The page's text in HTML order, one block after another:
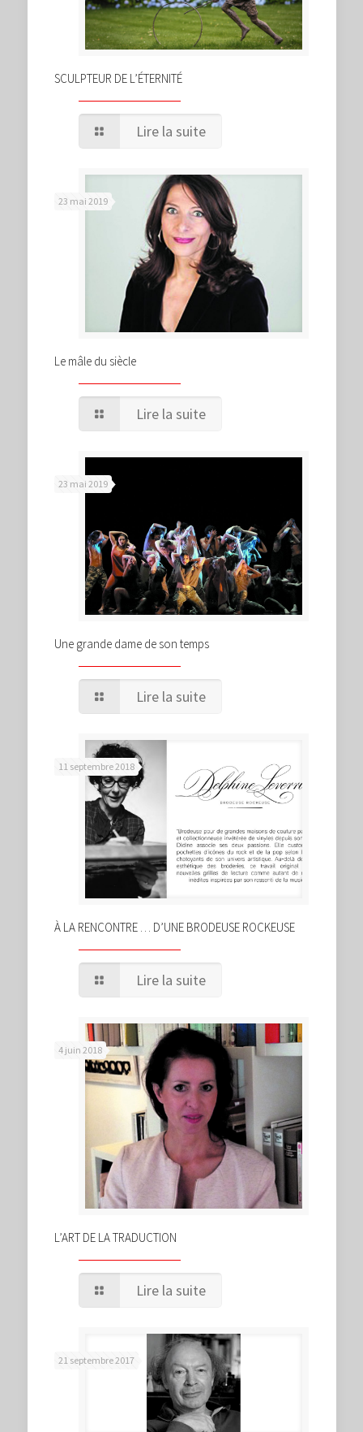
SCULPTEUR DE L’ÉTERNITÉ
Lire la suite
23 mai 2019
Le mâle du siècle
Lire la suite
23 mai 2019
Une grande dame de son temps
Lire la suite
11 septembre 2018
À LA RENCONTRE … D’UNE BRODEUSE ROCKEUSE
Lire la suite
4 juin 2018
L’ART DE LA TRADUCTION
Lire la suite
21 septembre 2017